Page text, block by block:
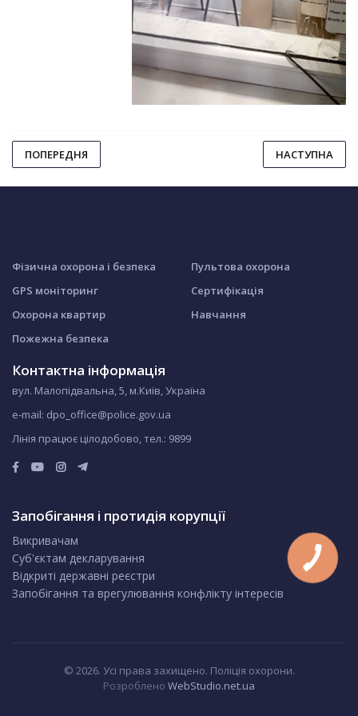
ПОПЕРЕДНЯ НАСТУПНА
Фізична охорона і безпека
GPS моніторинг
Охорона квартир
Пожежна безпека
Пультова охорона
Сертифікація
Навчання
Контактна інформація
вул. Малопідвальна, 5, м.Київ, Україна
e-mail: dpo_office@police.gov.ua
Лінія працює цілодобово, тел.: 9899
Запобігання і протидія корупції
Викривачам
Суб'єктам декларування
Відкриті державні реєстри
Запобігання та врегулювання конфлікту інтересів
© 2026. Усі права захищено. Поліція охорони.
Розроблено WebStudio.net.ua